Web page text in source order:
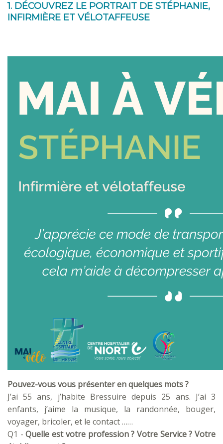
1. DÉCOUVREZ LE PORTRAIT DE STÉPHANIE,
INFIRMIÈRE ET VÉLOTAFFEUSE
Pouvez-vous vous présenter en quelques mots ?
J’ai 55 ans, j’habite Bressuire depuis 25 ans. J’ai 3
enfants, j’aime la musique, la randonnée, bouger,
voyager, bricoler, et le contact ……
Q1 -Quelle est votre profession ? Votre Service ? Votre